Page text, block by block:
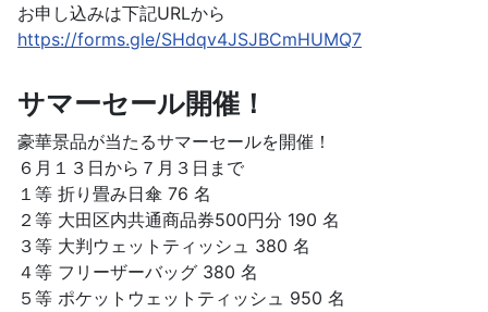
お申し込みは下記URLから
https://forms.gle/SHdqv4JSJBCmHUMQ7
サマーセール開催！
豪華景品が当たるサマーセールを開催！
６月１３日から７月３日まで
１等 折り畳み日傘 76 名
２等 大田区内共通商品券500円分 190 名
３等 大判ウェットティッシュ 380 名
４等 フリーザーバッグ 380 名
５等 ポケットウェットティッシュ 950 名